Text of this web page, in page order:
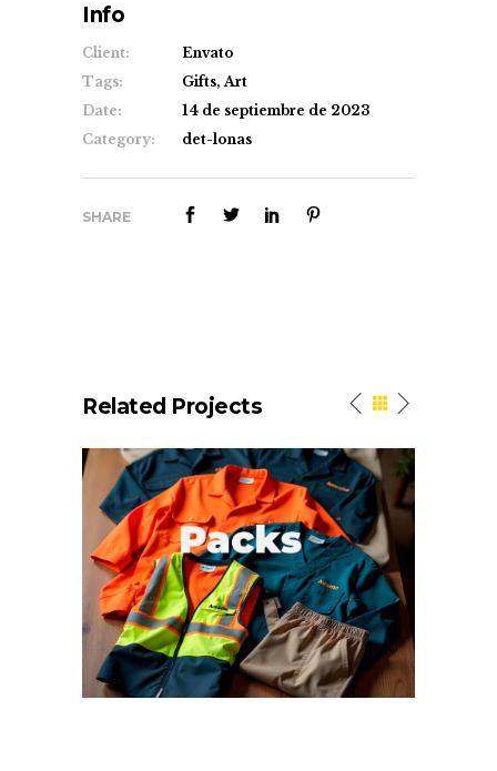
Info
Client:
Envato
Tags:
Gifts, Art
Date:
14 de septiembre de 2023
Category:
det-lonas
SHARE
Related Projects
Work. Packs